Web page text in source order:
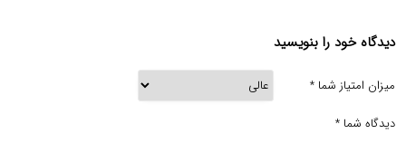
دیدگاه خود را بنویسید
میزان امتیاز شما *
دیدگاه شما *